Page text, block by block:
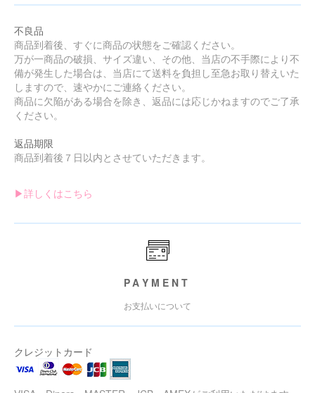
不良品
商品到着後、すぐに商品の状態をご確認ください。
万が一商品の破損、サイズ違い、その他、当店の不手際により不
備が発生した場合は、当店にて送料を負担し至急お取り替えいた
しますので、速やかにご連絡ください。
商品に欠陥がある場合を除き、返品には応じかねますのでご了承
ください。
返品期限
商品到着後７日以内とさせていただきます。
▶︎詳しくはこちら
PAYMENT
お支払いについて
クレジットカード